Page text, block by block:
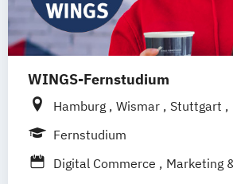
WINGS-Fernstudium
Hamburg Wismar Stuttgart
Leipzig
Frankfurt am Main
Nürnberg
Fernstudium
Digital Commerce
Marketing